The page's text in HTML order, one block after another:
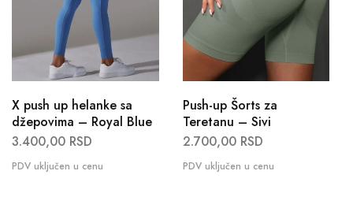
X push up helanke sa
džepovima – Royal Blue
3.400,00 RSD
Push-up Šorts za
Teretanu – Sivi
2.700,00 RSD